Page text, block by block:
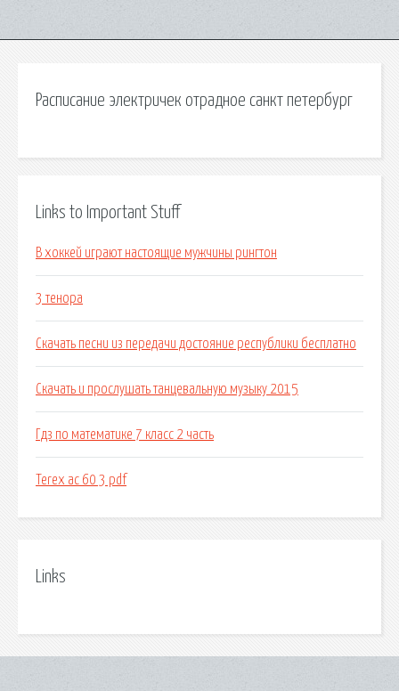
Расписание электричек отрадное санкт петербург
Links to Important Stuff
В хоккей играют настоящие мужчины рингтон
3 тенора
Скачать песни из передачи достояние республики бесплатно
Скачать и прослушать танцевальную музыку 2015
Гдз по математике 7 класс 2 часть
Terex ac 60 3 pdf
Links